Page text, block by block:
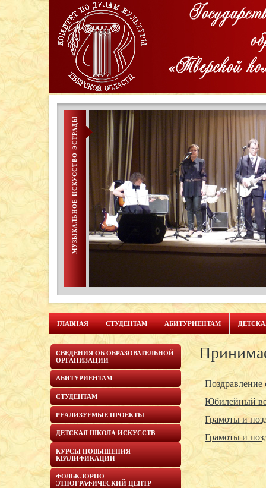
МУЗЫКАЛЬНОЕ ИСКУССТВО ЭСТРАДЫ
ГЛАВНАЯ СТУДЕНТАМ АБИТУРИЕНТАМ
Поздравление
Юбилейный
Грамоты и
Грамоты и
СВЕДЕНИЯ ОБ ОБРАЗОВАТЕЛЬНОЙ
ОРГАНИЗАЦИИ
АБИТУРИЕНТАМ
СТУДЕНТАМ
РЕАЛИЗУЕМЫЕ ПРОЕКТЫ
ДЕТСКАЯ ШКОЛА ИСКУССТВ
КУРСЫ ПОВЫШЕНИЯ
КВАЛИФИКАЦИИ
ФОЛЬКЛОРНО-
ЭТНОГРАФИЧЕСКИЙ ЦЕНТР